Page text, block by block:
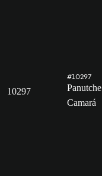
10297
#10297
Panutche
Camará